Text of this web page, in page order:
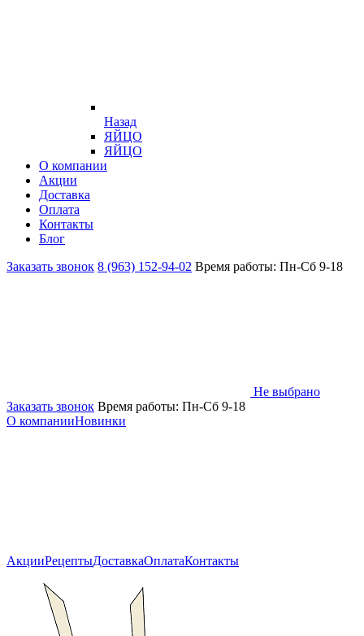
Назад
ЯЙЦО
ЯЙЦО
О компании
Акции
Доставка
Оплата
Контакты
Блог
Заказать звонок 8 (963) 152-94-02 Время работы: Пн-Сб 9-18
Не выбрано
Заказать звонок Время работы: Пн-Сб 9-18
О компанииНовинки
АкцииРецептыДоставкаОплатаКонтакты